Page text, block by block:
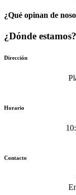
¿Qué opinan de
¿Dónde estamos?
Dirección
Horario
Contacto